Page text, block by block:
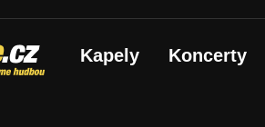
Kapely Koncerty